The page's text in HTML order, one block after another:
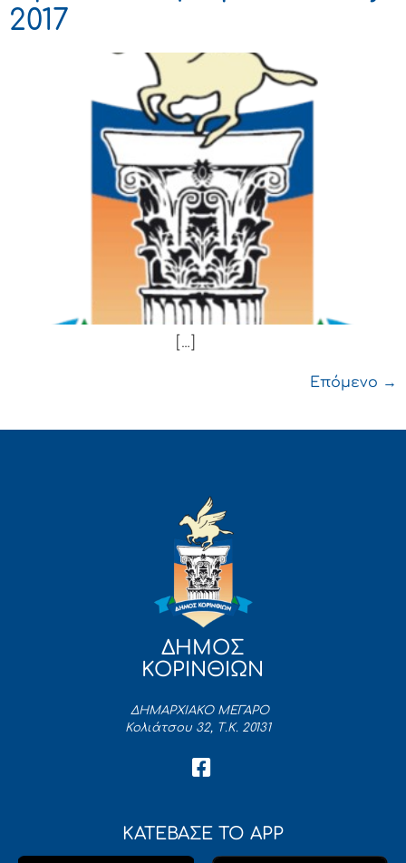
2017
[…]
Επόμενο →
ΔΗΜΟΣ
ΚΟΡΙΝΘΙΩΝ
ΔΗΜΑΡΧΙΑΚΟ ΜΕΓΑΡΟ
Κολιάτσου 32, Τ.Κ. 20131
ΚΑΤΕΒΑΣΕ ΤΟ APP